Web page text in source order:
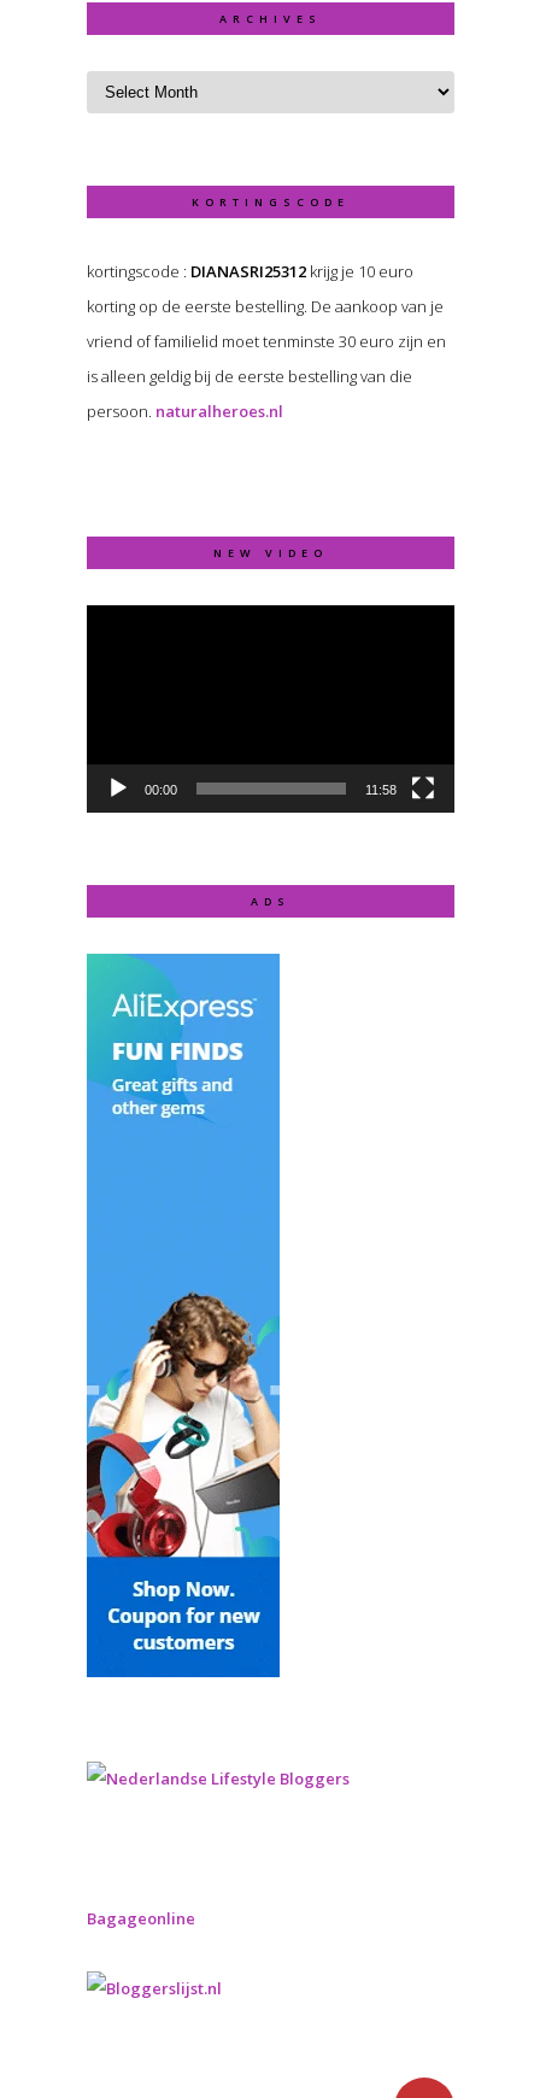
ARCHIVES
KORTINGSCODE
kortingscode : DIANASRI25312krijg je 10 euro
korting op de eerste bestelling. De aankoop van je
vriend of familielid moet tenminste 30 euro zijn en
is alleen geldig bij de eerste bestelling van die
persoon. naturalheroes.nl
NEW VIDEO
Video
00:00 11:58
ADS
Bagageonline